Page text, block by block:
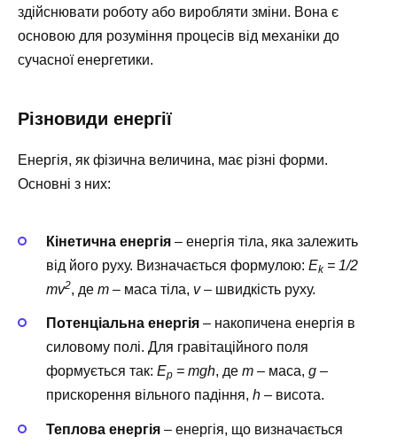
здійснювати роботу або виробляти зміни. Вона є
основою для розуміння процесів від механіки до
сучасної енергетики.
Різновиди енергії
Енергія, як фізична величина, має різні форми.
Основні з них:
Кінетична енергія – енергія тіла, яка залежить
від його руху. Визначається формулою: Ek= 1/2
mv2, де m – маса тіла, v– швидкість руху.
Потенціальна енергія – накопичена енергія в
силовому полі. Для гравітаційного поля
формується так: Ep = mgh, де m – маса, g –
прискорення вільного падіння, h – висота.
Теплова енергія – енергія, що визначається